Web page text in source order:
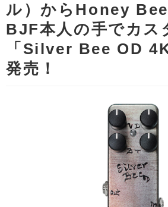
ル）からHoney
BJF本人の手でカス
「Silver Bee OD
発売！